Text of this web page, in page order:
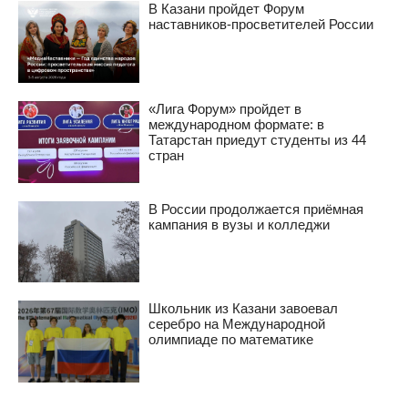
В Казани пройдет Форум
наставников-просветителей России
«Лига Форум» пройдет в
международном формате: в
Татарстан приедут студенты из 44
стран
В России продолжается приёмная
кампания в вузы и колледжи
Школьник из Казани завоевал
серебро на Международной
олимпиаде по математике